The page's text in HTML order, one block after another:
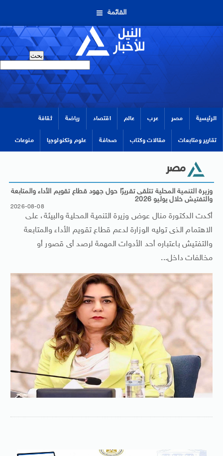
القائمة
الرئيسية مصر عرب عالم اقتصاد رياضة ثقافة
تقارير ومتابعات مقالات وكتاب صحافة علوم وتكنولوجيا منوعات
مصر
وزيرة التنمية المحلية تتلقى تقريرًا حول جهود قطاع تقويم الأداء والمتابعة
والتفتيش خلال يوليو 2026
2026-08-08
أكدت الدكتورة منال عوض وزيرة التنمية المحلية والبيئة، على
الاهتمام الذى توليه الوزارة لدعم قطاع تقويم الأداء والمتابعة
والتفتيش باعتباره أحد الأدوات المهمة لرصد أى قصور أو
مخالفات داخل...